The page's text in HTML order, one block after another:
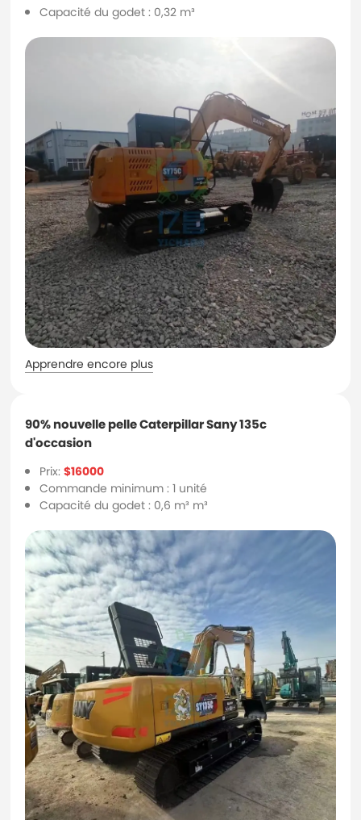
Capacité du godet : 0,32 m³
Apprendre encore plus
90% nouvelle pelle Caterpillar Sany 135c
d'occasion
Prix:$16000
Commande minimum : 1 unité
Capacité du godet : 0,6 m³ m³